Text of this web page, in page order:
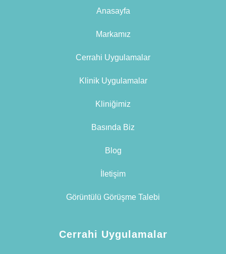
Anasayfa
Markamız
Cerrahi Uygulamalar
Klinik Uygulamalar
Kliniğimiz
Basında Biz
Blog
İletişim
Görüntülü Görüşme Talebi
Cerrahi Uygulamalar